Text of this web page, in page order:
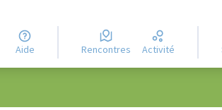
Aide Rencontres Activité